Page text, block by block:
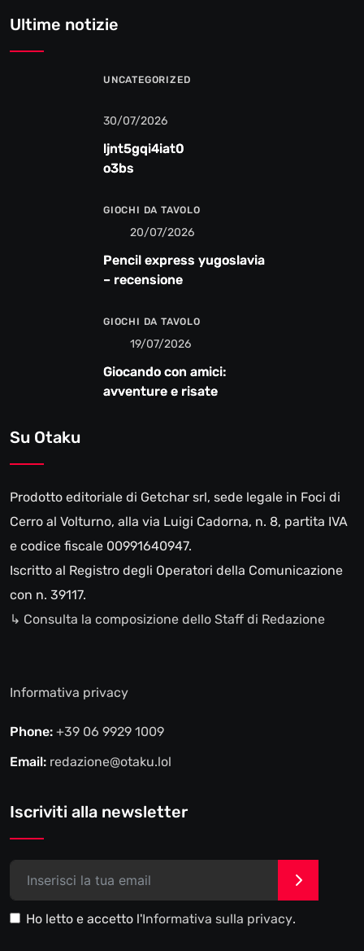
Ultime notizie
UNCATEGORIZED
30/07/2026
ljnt5gqi4iat0
o3bs
GIOCHI DA TAVOLO
20/07/2026
Pencil express yugoslavia
– recensione
GIOCHI DA TAVOLO
19/07/2026
Giocando con amici:
avventure e risate
Su Otaku
Prodotto editoriale di Getchar srl, sede legale in Foci di
Cerro al Volturno, alla via Luigi Cadorna, n. 8, partita IVA
e codice fiscale 00991640947.
Iscritto al Registro degli Operatori della Comunicazione
con n. 39117.
↳ Consulta la composizione dello Staff di Redazione
Informativa privacy
Phone: +39 06 9929 1009
Email: redazione@otaku.lol
Iscriviti alla newsletter
Ho letto e accetto l'Informativa sulla privacy.
>